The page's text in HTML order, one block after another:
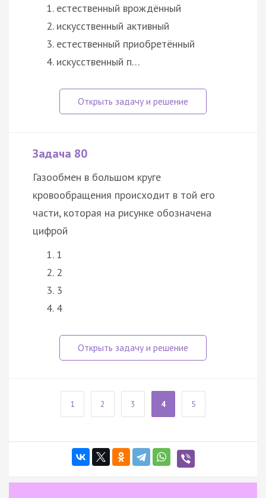
естественный врождённый
искусственный активный
естественный приобретённый
искусственный п…
Задача 80
Газообмен в большом круге
кровообращения происходит в той его
части, которая на рисунке обозначена
цифрой
1
2
3
4
1 2 3 4 5